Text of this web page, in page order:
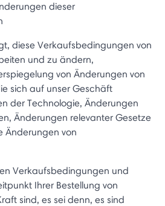
dieser
diese Verkaufsbedingungen von
und zu ändern,
von Änderungen von
sich auf unser Geschäft
der Technologie, Änderungen
Änderungen relevanter Gesetze
Änderungen von
Verkaufsbedingungen und
Ihrer Bestellung von
sind, es sei denn, es sind